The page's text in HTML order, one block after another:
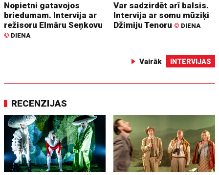
Nopietni gatavojos
briedumam. Intervija ar
režisoru Elmāru Seņkovu
© DIENA
Var sadzirdēt arī balsis.
Intervija ar somu mūziķi
Džimiju Tenoru © DIENA
Vairāk INTERVIJAS
RECENZIJAS